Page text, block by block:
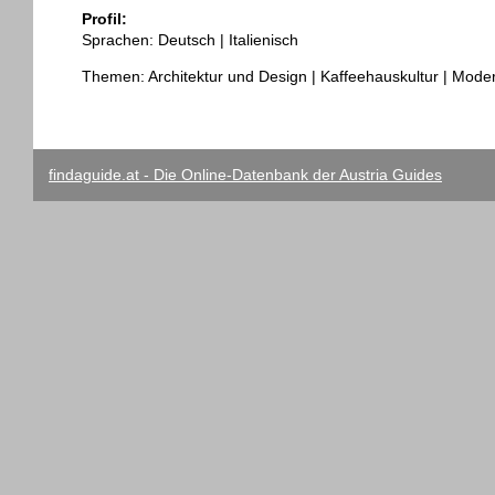
Profil:
Sprachen: Deutsch | Italienisch
Themen: Architektur und Design | Kaffeehauskultur |
findaguide.at - Die Online-Datenbank der Austria Guides